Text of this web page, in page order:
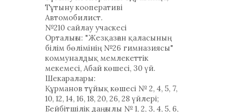
Тұтыну кооперативі
Автомобилист.
№210 сайлау учаскесі
Орталығы: "Жезқазған қаласының
білім бөлімінің №26 гимназиясы"
коммуналдық мемлекеттік
мекемесі, Абай көшесі, 30 үй.
Шекаралары:
Құрманов тұйық көшесі № 2, 4, 5, 7,
10, 12, 14, 16, 18, 20, 26, 28 үйлері;
Бейбітшілік даңғылы № 1, 2, 3, 4, 5, 6,